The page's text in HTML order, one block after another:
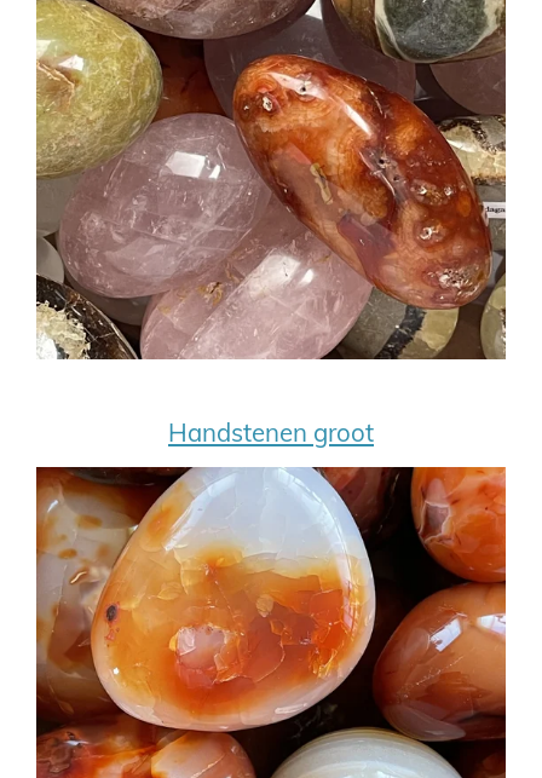
Handstenen groot